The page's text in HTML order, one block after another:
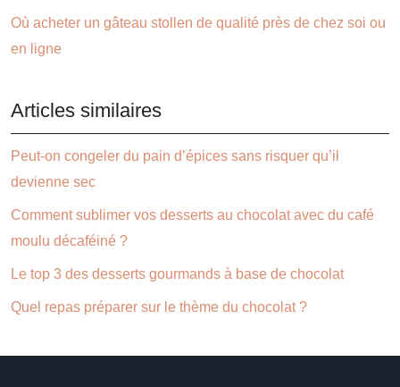
Où acheter un gâteau stollen de qualité près de chez soi ou
en ligne
Articles similaires
Peut-on congeler du pain d’épices sans risquer qu’il
devienne sec
Comment sublimer vos desserts au chocolat avec du café
moulu décaféiné ?
Le top 3 des desserts gourmands à base de chocolat
Quel repas préparer sur le thème du chocolat ?